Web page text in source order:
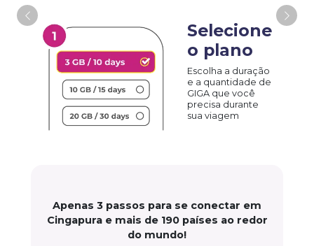
Selecione
o plano
Escolha a duração
e a quantidade de
GIGA que você
precisa durante
sua viagem
Apenas 3 passos para se conectar em
Cingapura e mais de 190 países ao redor
do mundo!